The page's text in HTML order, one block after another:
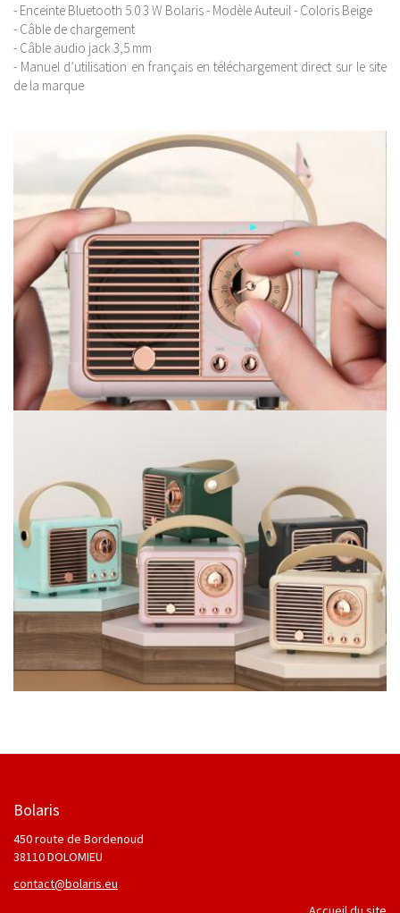
- Enceinte Bluetooth 5.0 3 W Bolaris - Modèle Auteuil - Coloris Beige
- Câble de chargement
- Câble audio jack 3,5 mm
- Manuel d’utilisation en français en téléchargement direct sur le site
de la marque
Bolaris
450 route de Bordenoud
38110 DOLOMIEU
contact@bolaris.eu